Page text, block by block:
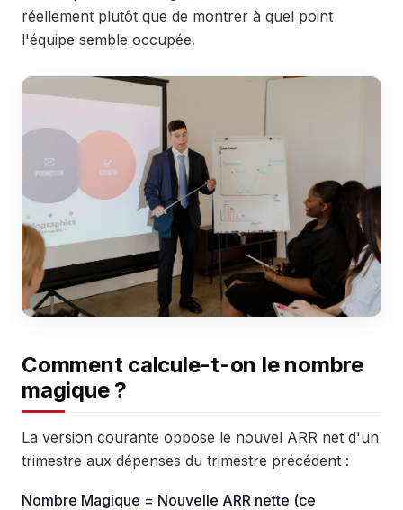
réellement plutôt que de montrer à quel point
l'équipe semble occupée.
Comment calcule-t-on le nombre
magique ?
La version courante oppose le nouvel ARR net d'un
trimestre aux dépenses du trimestre précédent :
Nombre Magique = Nouvelle ARR nette (ce